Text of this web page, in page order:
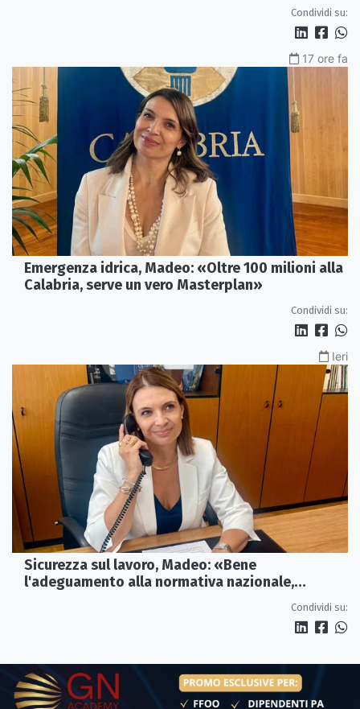
Condividi su:
17 ore fa
Emergenza idrica, Madeo: «Oltre 100 milioni alla
Calabria, serve un vero Masterplan»
Condividi su:
Ieri
Sicurezza sul lavoro, Madeo: «Bene
l'adeguamento alla normativa nazionale,
Condividi su: